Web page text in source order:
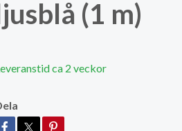
(1 m)
ca 2 veckor